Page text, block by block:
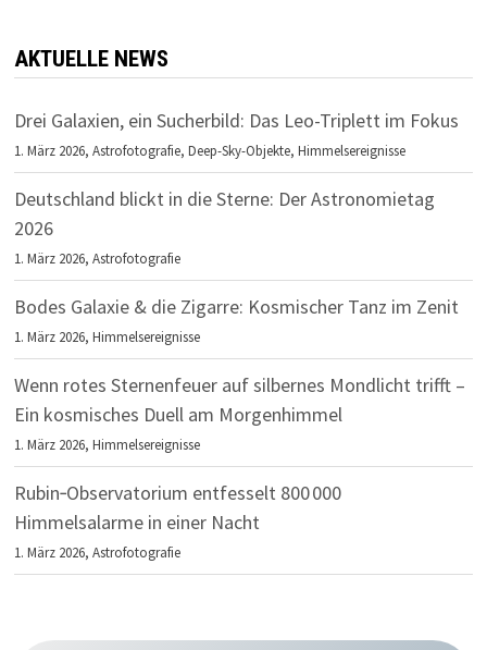
AKTUELLE NEWS
Drei Galaxien, ein Sucherbild: Das Leo-Triplett im Fokus
1. März 2026,Astrofotografie,Deep-Sky-Objekte,Himmelsereignisse
Deutschland blickt in die Sterne: Der Astronomietag
2026
1. März 2026,Astrofotografie
Bodes Galaxie & die Zigarre: Kosmischer Tanz im Zenit
1. März 2026,Himmelsereignisse
Wenn rotes Sternenfeuer auf silbernes Mondlicht trifft –
Ein kosmisches Duell am Morgenhimmel
1. März 2026,Himmelsereignisse
Rubin‑Observatorium entfesselt 800 000
Himmelsalarme in einer Nacht
1. März 2026,Astrofotografie